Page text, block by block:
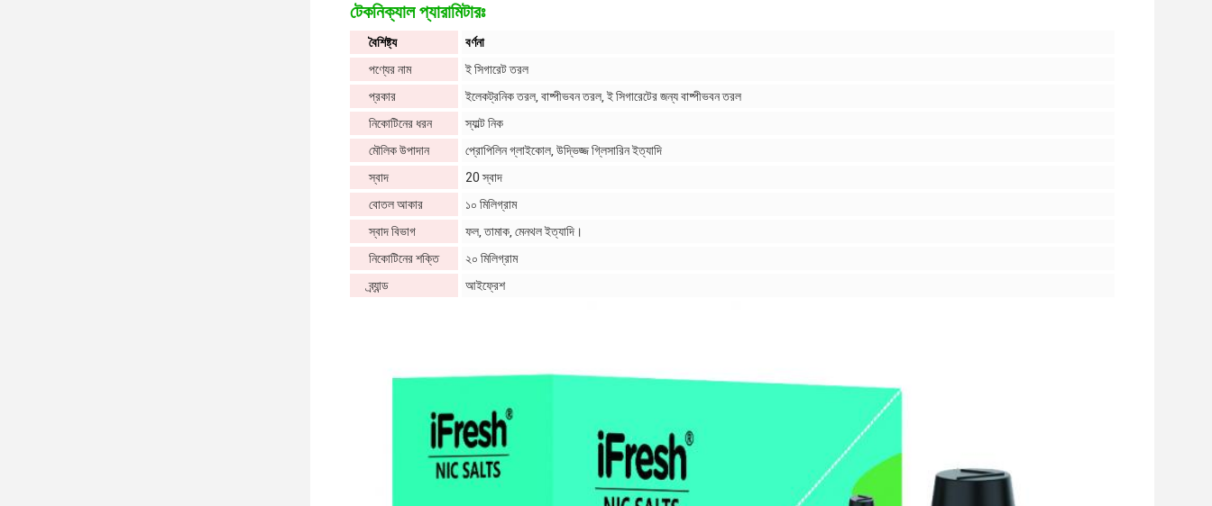
টেকনিক্যাল প্যারামিটারঃ
বৈশিষ্ট্য
বর্ণনা
পণ্যের নাম
ই সিগারেট তরল
প্রকার
ইলেকট্রনিক তরল, বাষ্পীভবন তরল, ই সিগারেটের জন্য বাষ্পীভবন তরল
নিকোটিনের ধরন
স্যাল্ট নিক
মৌলিক উপাদান
প্রোপিলিন গ্লাইকোল, উদ্ভিজ্জ গ্লিসারিন ইত্যাদি
স্বাদ
20 স্বাদ
বোতল আকার
১০ মিলিগ্রাম
স্বাদ বিভাগ
ফল, তামাক, মেনথল ইত্যাদি।
নিকোটিনের শক্তি
২০ মিলিগ্রাম
ব্র্যান্ড
আইফ্রেশ